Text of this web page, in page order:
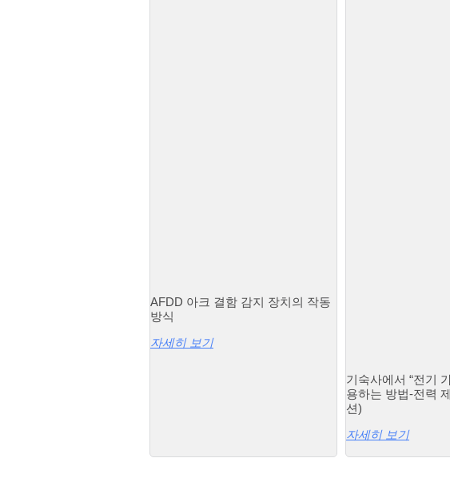
AFDD 아크 결함 감지 장치의 작동
방식
자세히 보기
기숙사에서 “전기
용하는 방법-전력
션)
자세히 보기